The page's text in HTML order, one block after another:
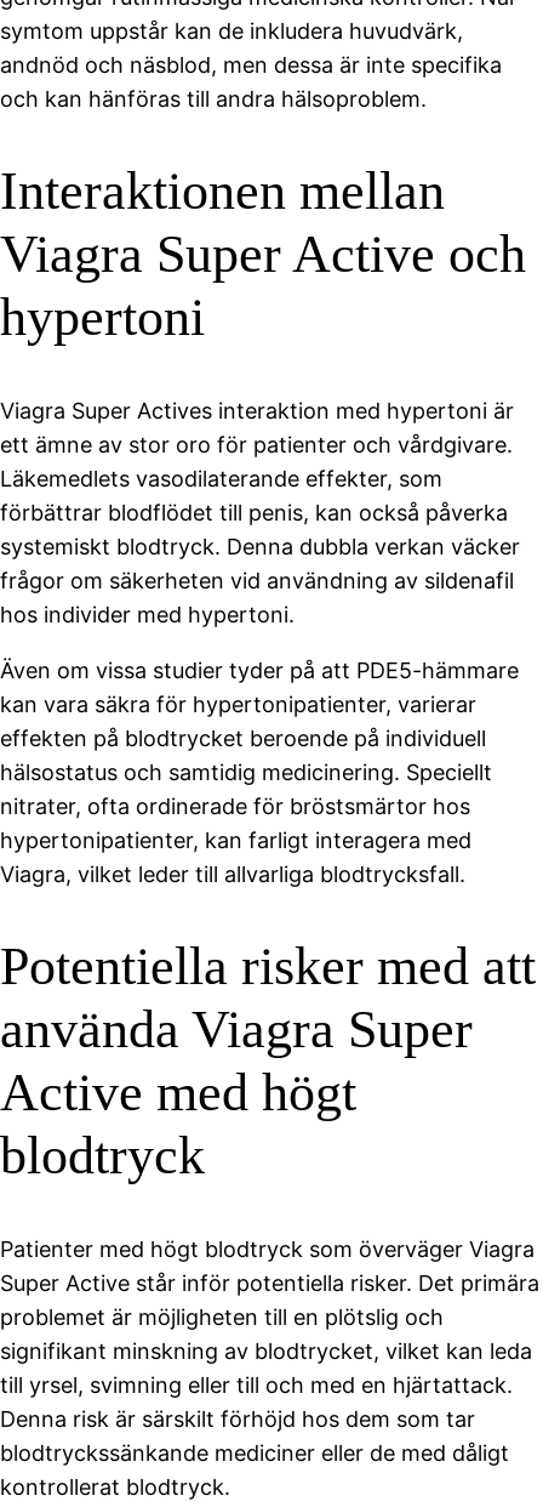
symtom uppstår kan de inkludera huvudvärk,
andnöd och näsblod, men dessa är inte specifika
och kan hänföras till andra hälsoproblem.
Interaktionen mellan
Viagra Super Active och
hypertoni
Viagra Super Actives interaktion med hypertoni är
ett ämne av stor oro för patienter och vårdgivare.
Läkemedlets vasodilaterande effekter, som
förbättrar blodflödet till penis, kan också påverka
systemiskt blodtryck. Denna dubbla verkan väcker
frågor om säkerheten vid användning av sildenafil
hos individer med hypertoni.
Även om vissa studier tyder på att PDE5-hämmare
kan vara säkra för hypertonipatienter, varierar
effekten på blodtrycket beroende på individuell
hälsostatus och samtidig medicinering. Speciellt
nitrater, ofta ordinerade för bröstsmärtor hos
hypertonipatienter, kan farligt interagera med
Viagra, vilket leder till allvarliga blodtrycksfall.
Potentiella risker med att
använda Viagra Super
Active med högt
blodtryck
Patienter med högt blodtryck som överväger Viagra
Super Active står inför potentiella risker. Det primära
problemet är möjligheten till en plötslig och
signifikant minskning av blodtrycket, vilket kan leda
till yrsel, svimning eller till och med en hjärtattack.
Denna risk är särskilt förhöjd hos dem som tar
blodtryckssänkande mediciner eller de med dåligt
kontrollerat blodtryck.